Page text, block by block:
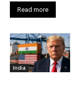
Read more
India